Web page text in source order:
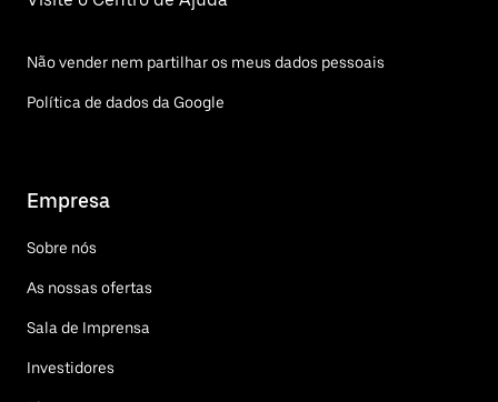
Não vender nem partilhar os meus dados pessoais
Política de dados da Google
Empresa
Sobre nós
As nossas ofertas
Sala de Imprensa
Investidores